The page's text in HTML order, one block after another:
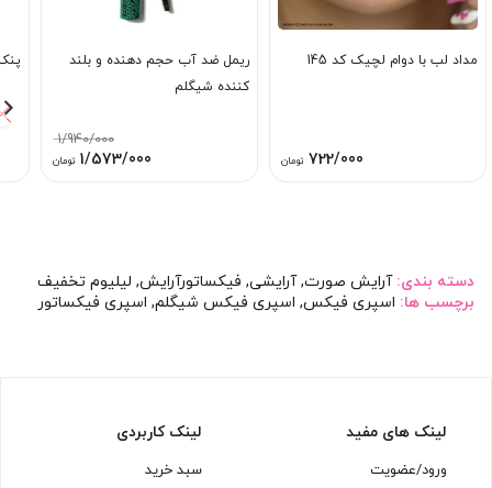
مداد لب با دوام لچیک کد 145
722/000 تومان
ریمل ضد آب حجم دهنده و بلند
کننده شیگلم
1/940/000
قیمت
1/573/000 تومانقیمت
دسته بندی:آرایش صورت,آرایشی, فیکساتورآرایش, لیلیوم تخفیف
برچسب ها: اسپری فیکس, اسپری فیکس شیگلم, اسپری فیکساتور
لینک های مفید
ورود/عضویت
لینک کاربردی
سبد خرید